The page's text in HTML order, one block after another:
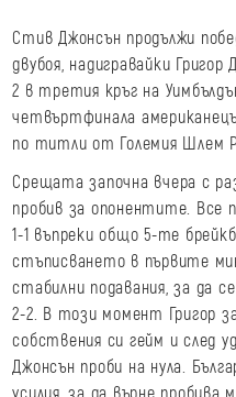
Стив Джонсън продължи
двубоя, надигравайки
2 в третия кръг на
четвъртфинала
по титли от Големия Шлем
Срещата започна вчера с
пробив за опонентите. Все
1-1 въпреки общо 5-те
стъписването в първите
стабилни подавания, за да
2-2. В този момент Григор
собствения си гейм и след
Джонсън проби на нула.